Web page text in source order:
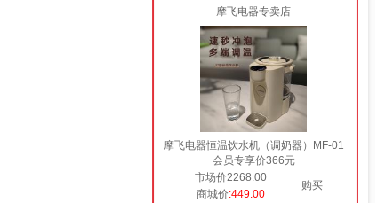
摩飞电器专卖店
摩飞电器恒温饮水机（调奶器）MF-01
会员专享价366元
市场价2268.00
购买
商城价:449.00